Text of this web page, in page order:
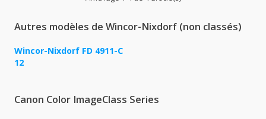
Autres modèles de Wincor-Nixdorf (non classés)
Wincor-Nixdorf FD 4911-C
12
Canon Color ImageClass Series